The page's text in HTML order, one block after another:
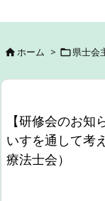
ホーム > 県士会
【研修会のお
いすを通して考
療法士会）